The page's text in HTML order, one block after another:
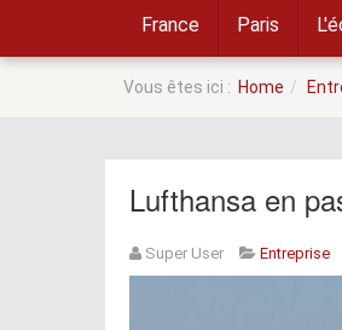
France Paris
Vous êtes ici : Home
Lufthansa en
Super User Entreprise